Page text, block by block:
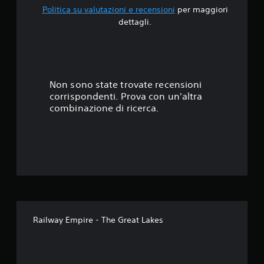
.
l
Politica su valutazioni e recensioni per maggiori
dettagli.
Non sono state trovate recensioni
corrispondenti. Prova con un'altra
combinazione di ricerca.
Railway Empire - The Great Lakes